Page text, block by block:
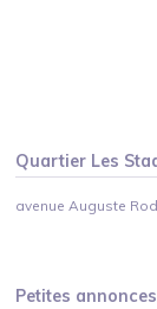
Quartier Les
avenue Auguste
Petites